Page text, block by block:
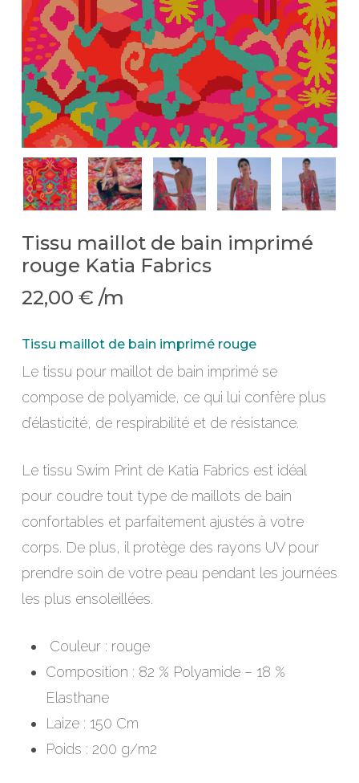
Tissu maillot de bain imprimé
rouge Katia Fabrics
22,00 € /m
Tissu maillot de bain imprimé rouge
Le tissu pour maillot de bain imprimé se
compose de polyamide, ce qui lui confère plus
d’élasticité, de respirabilité et de résistance.
Le tissu Swim Print de Katia Fabrics est idéal
pour coudre tout type de maillots de bain
confortables et parfaitement ajustés à votre
corps. De plus, il protège des rayons UV pour
prendre soin de votre peau pendant les journées
les plus ensoleillées.
Couleur : rouge
Composition : 82 % Polyamide – 18 %
Elasthane
Laize : 150 Cm
Poids : 200 g/m2